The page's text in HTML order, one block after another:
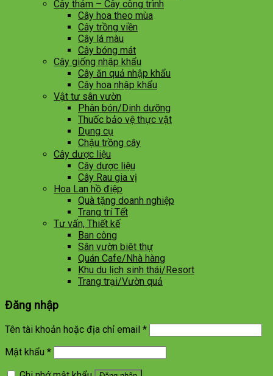
Cây thảm – Cây công trình
Cây hoa theo mùa
Cây trồng viền
Cây lá màu
Cây bóng mát
Cây giống nhập khẩu
Cây ăn quả nhập khẩu
Cây hoa nhập khẩu
Vật tư sân vườn
Phân bón/Dinh dưỡng
Thuốc bảo vệ thực vật
Dụng cụ
Chậu trồng cây
Cây dược liệu
Cây dược liệu
Cây Rau gia vị
Hoa Lan hồ điệp
Quà tặng doanh nghiệp
Trang trí Tết
Tư vấn, Thiết kế
Ban công
Sân vườn biêt thự
Quán Cafe/Nhà hàng
Khu du lịch sinh thái/Resort
Trang trại/Vườn quả
Đăng nhập
Tên tài khoản hoặc địa chỉ email *
Mật khẩu *